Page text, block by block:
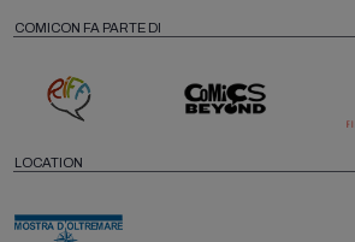
COMICON FA PARTE DI
LOCATION